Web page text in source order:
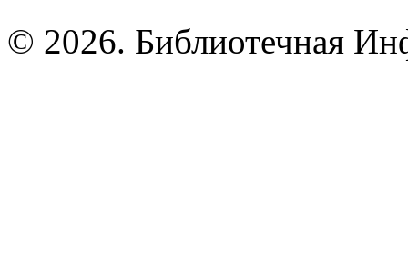
© 2026. Библиотечная